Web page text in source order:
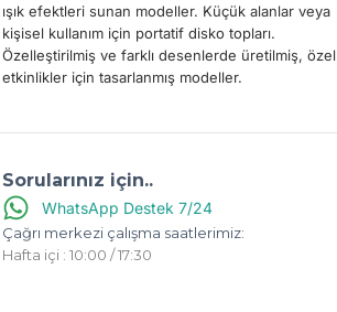
ışık efektleri sunan modeller. Küçük alanlar veya
kişisel kullanım için portatif disko topları.
Özelleştirilmiş ve farklı desenlerde üretilmiş, özel
etkinlikler için tasarlanmış modeller.
Sorularınız için..
WhatsApp Destek 7/24
Çağrı merkezi çalışma saatlerimiz:
Hafta içi : 10:00 / 17:30